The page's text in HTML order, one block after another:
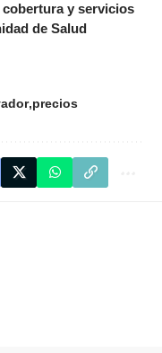
y servicios
de Salud
precios